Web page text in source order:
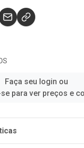
Faça seu login ou
para ver preços e